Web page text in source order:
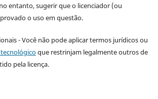
entanto, sugerir que o licenciador (ou
o uso em questão.
- Você não pode aplicar termos jurídicos ou
que restrinjam legalmente outros de
pela licença.